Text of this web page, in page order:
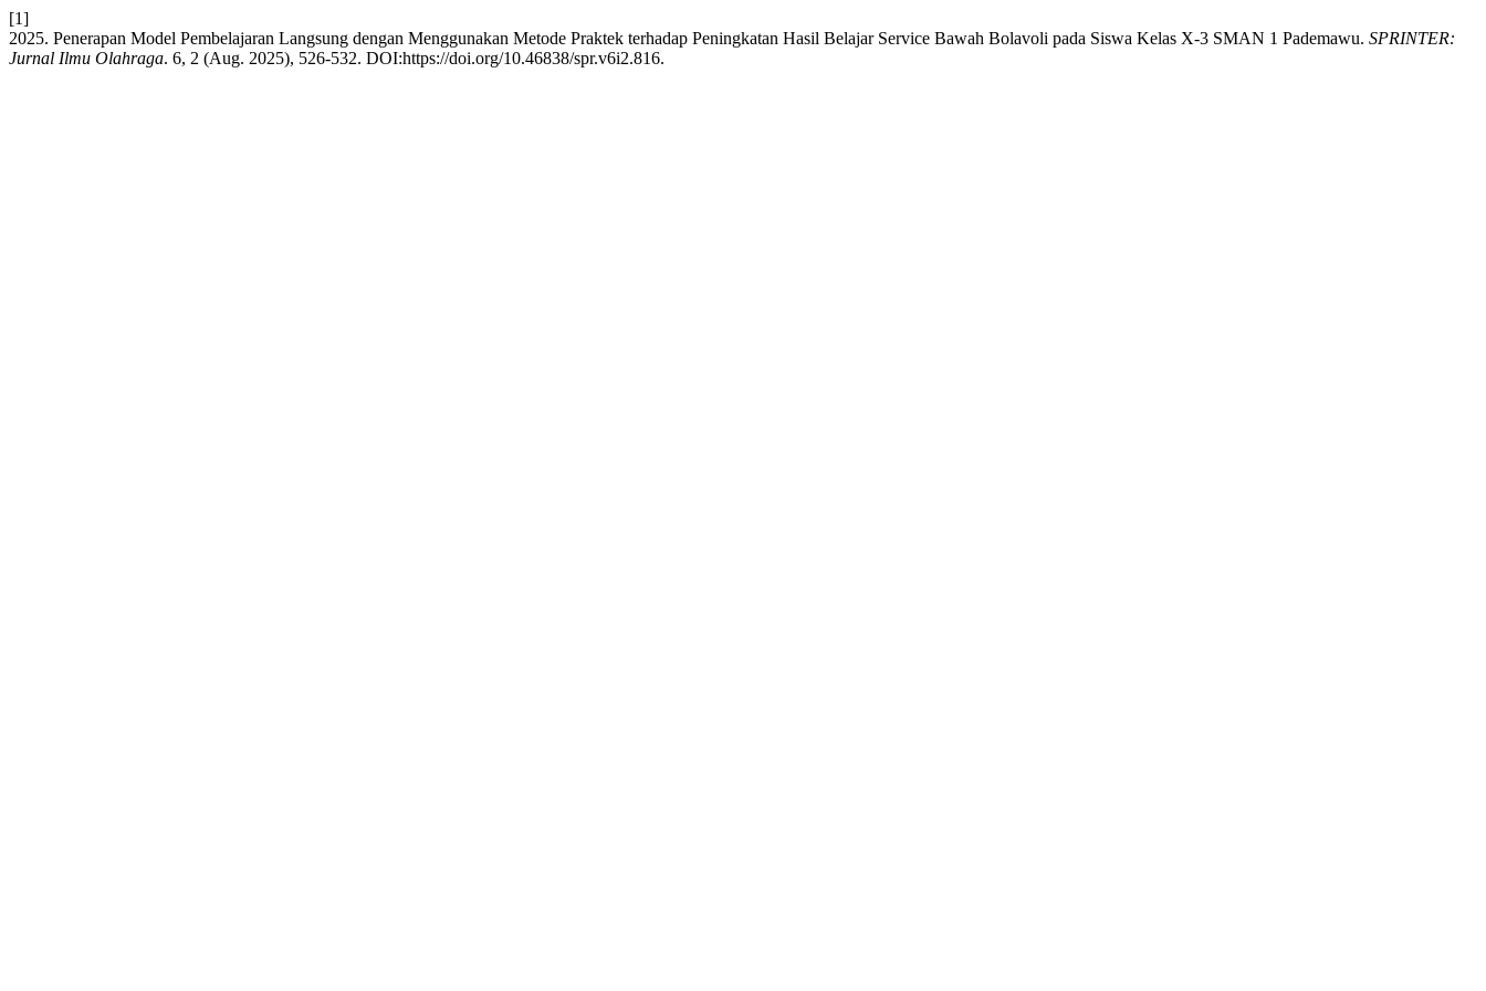
[1]
2025. Penerapan Model Pembelajaran Langsung dengan Menggunakan Metode Praktek terhadap Peningkatan Hasil Belajar Service Bawah Bolavoli pada Siswa Kelas X-3 SMAN 1 Pademawu. SPRINTER:
Jurnal Ilmu Olahraga. 6, 2 (Aug. 2025), 526-532. DOI:https://doi.org/10.46838/spr.v6i2.816.